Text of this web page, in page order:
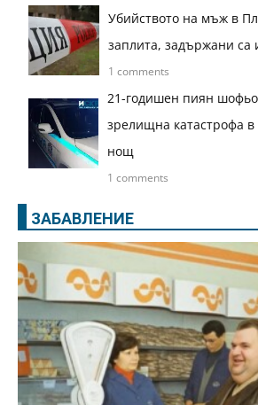
Убийството на мъж в
заплита, задържани са
1 comments
21-годишен пиян
зрелищна катастрофа в
нощ
1 comments
ЗАБАВЛЕНИЕ